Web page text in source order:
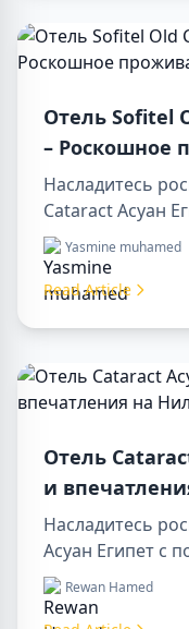
Отель Sofitel
– Роскошное
Egypt Tours
Насладитесь
Cataract Асуан
Посетите
наслаждайтесь
первоклассным
Yasmine muhamed
Read Article
Отель
и
Насладитесь
Асуан Египет с
Идеально
luxor day trip,
Rewan Hamed